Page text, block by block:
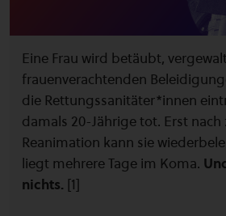
Eine Frau wird betäubt,
frauenverachtenden
die Rettungssanitäter*innen
damals 20-Jährige tot. Erst
Reanimation kann sie
liegt mehrere Tage im Koma.
nichts. [1]